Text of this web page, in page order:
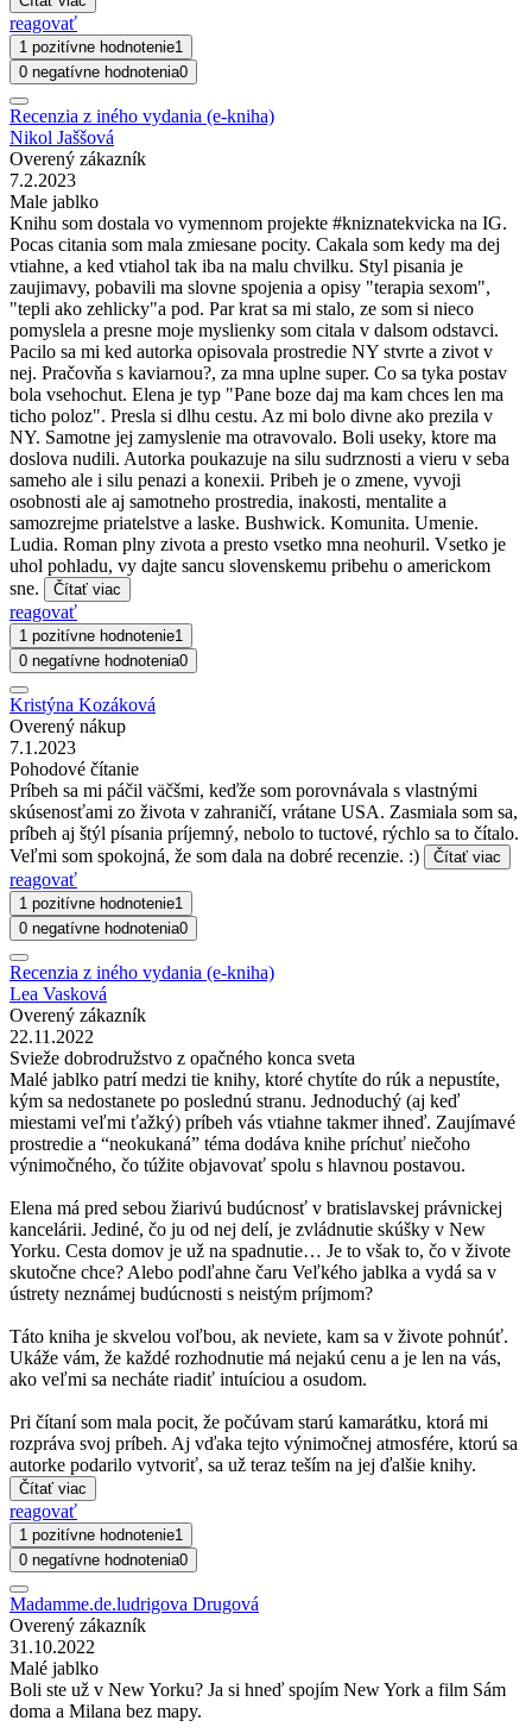
reagovať
1 pozitívne hodnotenie1
0 negatívne hodnotenia0
Recenzia z iného vydania (e-kniha)
Nikol Jaššová
Overený zákazník
7.2.2023
Male jablko
Knihu som dostala vo vymennom projekte #kniznatekvicka na IG.
Pocas citania som mala zmiesane pocity. Cakala som kedy ma dej
vtiahne, a ked vtiahol tak iba na malu chvilku. Styl pisania je
zaujimavy, pobavili ma slovne spojenia a opisy "terapia sexom",
"tepli ako zehlicky"a pod. Par krat sa mi stalo, ze som si nieco
pomyslela a presne moje myslienky som citala v dalsom odstavci.
Pacilo sa mi ked autorka opisovala prostredie NY stvrte a zivot v
nej. Pračovňa s kaviarnou?, za mna uplne super. Co sa tyka postav
bola vsehochut. Elena je typ "Pane boze daj ma kam chces len ma
ticho poloz". Presla si dlhu cestu. Az mi bolo divne ako prezila v
NY. Samotne jej zamyslenie ma otravovalo. Boli useky, ktore ma
doslova nudili. Autorka poukazuje na silu sudrznosti a vieru v seba
sameho ale i silu penazi a konexii. Pribeh je o zmene, vyvoji
osobnosti ale aj samotneho prostredia, inakosti, mentalite a
samozrejme priatelstve a laske. Bushwick. Komunita. Umenie.
Ludia. Roman plny zivota a presto vsetko mna neohuril. Vsetko je
uhol pohladu, vy dajte sancu slovenskemu pribehu o americkom
sne.
Čítať viac
reagovať
1 pozitívne hodnotenie1
0 negatívne hodnotenia0
Kristýna Kozáková
Overený nákup
7.1.2023
Pohodové čítanie
Príbeh sa mi páčil väčšmi, keďže som porovnávala s vlastnými
skúsenosťami zo života v zahraničí, vrátane USA. Zasmiala som sa,
príbeh aj štýl písania príjemný, nebolo to tuctové, rýchlo sa to čítalo.
Veľmi som spokojná, že som dala na dobré recenzie. :)
Čítať viac
reagovať
1 pozitívne hodnotenie1
0 negatívne hodnotenia0
Recenzia z iného vydania (e-kniha)
Lea Vasková
Overený zákazník
22.11.2022
Svieže dobrodružstvo z opačného konca sveta
Malé jablko patrí medzi tie knihy, ktoré chytíte do rúk a nepustíte,
kým sa nedostanete po poslednú stranu. Jednoduchý (aj keď
miestami veľmi ťažký) príbeh vás vtiahne takmer ihneď. Zaujímavé
prostredie a “neokukaná” téma dodáva knihe príchuť niečoho
výnimočného, čo túžite objavovať spolu s hlavnou postavou.
Elena má pred sebou žiarivú budúcnosť v bratislavskej právnickej
kancelárii. Jediné, čo ju od nej delí, je zvládnutie skúšky v New
Yorku. Cesta domov je už na spadnutie… Je to však to, čo v živote
skutočne chce? Alebo podľahne čaru Veľkého jablka a vydá sa v
ústrety neznámej budúcnosti s neistým príjmom?
Táto kniha je skvelou voľbou, ak neviete, kam sa v živote pohnúť.
Ukáže vám, že každé rozhodnutie má nejakú cenu a je len na vás,
ako veľmi sa necháte riadiť intuíciou a osudom.
Pri čítaní som mala pocit, že počúvam starú kamarátku, ktorá mi
rozpráva svoj príbeh. Aj vďaka tejto výnimočnej atmosfére, ktorú sa
autorke podarilo vytvoriť, sa už teraz teším na jej ďalšie knihy.
Čítať viac
reagovať
1 pozitívne hodnotenie1
0 negatívne hodnotenia0
Madamme.de.ludrigova Drugová
Overený zákazník
31.10.2022
Malé jablko
Boli ste už v New Yorku? Ja si hneď spojím New York a film Sám
doma a Milana bez mapy.